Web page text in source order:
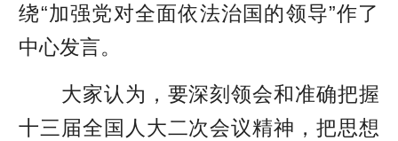
绕“加强党对全面依法治国的领导”作了
中心发言。
大家认为，要深刻领会和准确把握
十三届全国人大二次会议精神，把思想